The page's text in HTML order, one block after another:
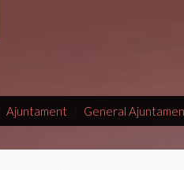
Ajuntament General